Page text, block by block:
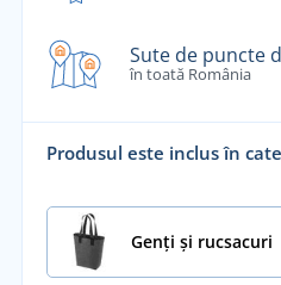
Sute de puncte
în toată România
Produsul este inclus în
Genți și rucsacuri